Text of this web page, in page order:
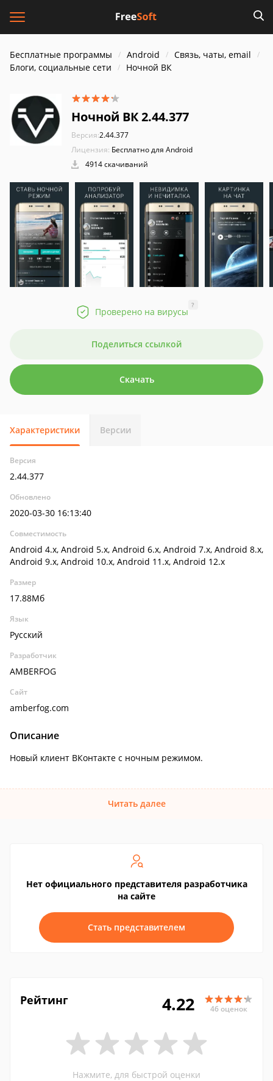
Бесплатные программы Android
Связь, чаты, email
Блоги, социальные сети
Ночной ВК
Ночной ВК 2.44.377
Версия:2.44.377
Лицензия: Бесплатно для Android
4914 скачиваний
Проверено на вирусы
?
Поделиться ссылкой
Скачать
Характеристики Версии
Версия
2.44.377
Обновлено
2020-03-30 16:13:40
Совместимость
Android 4.x, Android 5.x, Android 6.x, Android 7.x, Android 8.x,
Android 9.x, Android 10.x, Android 11.x, Android 12.x
Размер
17.88Мб
Язык
Русский
Разработчик
AMBERFOG
Сайт
amberfog.com
Описание
Новый клиент ВКонтакте с ночным режимом.
Читать далее
Нет официального представителя разработчика
на сайте
Стать представителем
Рейтинг 4.22 46 оценок
Нажмите, для быстрой оценки